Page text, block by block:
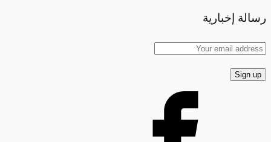
رسالة إخبارية